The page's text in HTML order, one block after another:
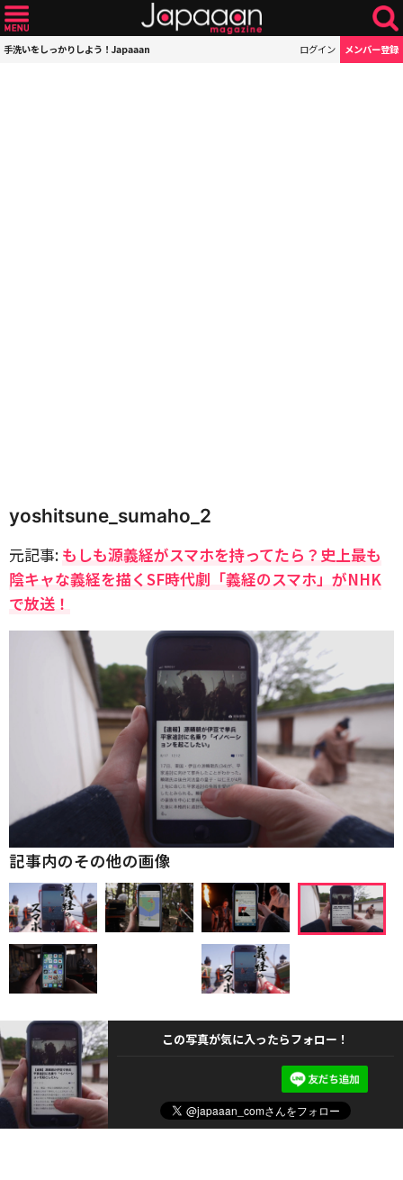
手洗いをしっかりしよう！Japaaan ログイン メンバー登録
yoshitsune_sumaho_2
元記事: もしも源義経がスマホを持ってたら？史上最も
陰キャな義経を描くSF時代劇「義経のスマホ」がNHK
で放送！
記事内のその他の画像
この写真が気に入ったらフォロー！